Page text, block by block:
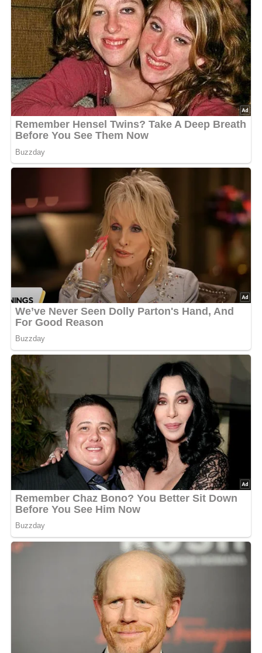
Tipps
Experimentiere mit den Gewürzen, um den Geschmack
anzupassen. Ein Hauch von Knoblauch oder Oregano
kann die Soße noch aromatischer machen.
Wenn du es etwas würziger magst, kannst du auch
eine Prise Cayennepfeffer hinzufügen.
Variationen
Füge frische Kräuter wie Basilikum oder Petersilie
hinzu, um der Soße eine frische Note zu verleihen.
Verwende anstelle von Wasser auch Gemüsebrühe für
einen intensiveren Geschmack.
Schwierigkeitsgrad: Leicht
Probier dieses einfache Rezept für hausgemachte
Tomatensoße aus und genieße ihre vielseitigen
Einsatzmöglichkeiten in der Küche!
Bild für dein Pinterest-Board